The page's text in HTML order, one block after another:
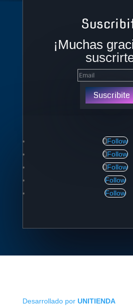
¡Muchas
Suscribite
Follow
Follow
Follow
Follow
Follow
Desarrollado por UNITIENDA